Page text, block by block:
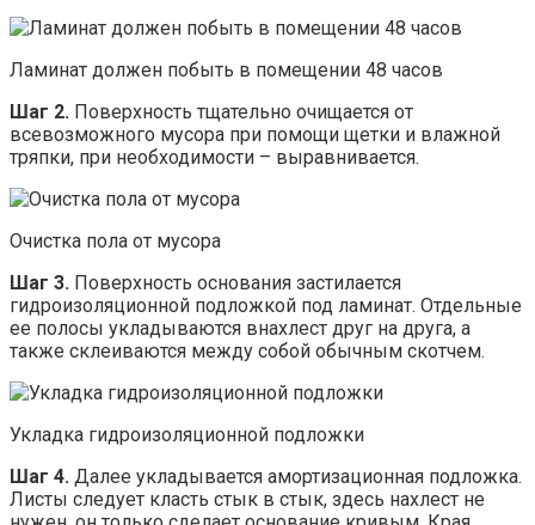
Ламинат должен побыть в помещении 48 часов
Шаг 2. Поверхность тщательно очищается от
всевозможного мусора при помощи щетки и влажной
тряпки, при необходимости – выравнивается.
Очистка пола от мусора
Шаг 3. Поверхность основания застилается
гидроизоляционной подложкой под ламинат. Отдельные
ее полосы укладываются внахлест друг на друга, а
также склеиваются между собой обычным скотчем.
Укладка гидроизоляционной подложки
Шаг 4. Далее укладывается амортизационная подложка.
Листы следует класть стык в стык, здесь нахлест не